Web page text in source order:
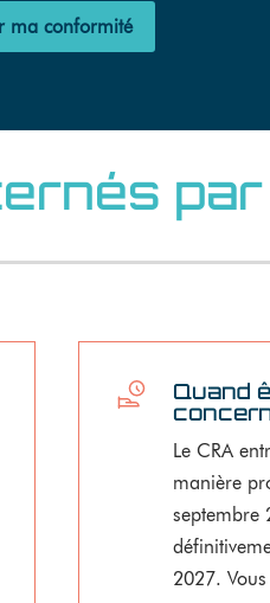
ma conformité
Quand
Le CRA
manière
septembre
2027.